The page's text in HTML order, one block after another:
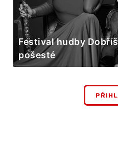
Festival hudby
pošesté